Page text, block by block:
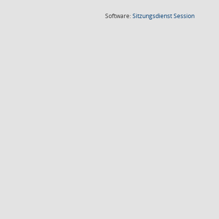
Software:SitzungsdienstSession(Wird in